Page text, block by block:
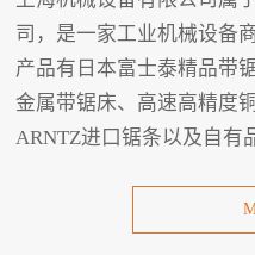
司，是一家工业机械设备
产品有日本富士泰精品带
金属带锯床、高速高精度
ARNTZ进口锯条以及自有